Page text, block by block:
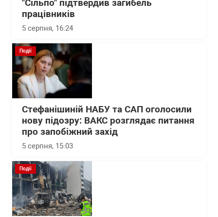
"Сільпо" підтвердив загибель
працівників
5 серпня, 16:24
Події
Стефанішиній НАБУ та САП оголосили
нову підозру: ВАКС розглядає питання
про запобіжний захід
5 серпня, 15:03
Події